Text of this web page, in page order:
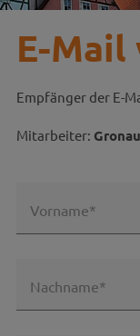
E-Mail
Empfänger der E-
Mitarbeiter:
Vorname*
Nachname*